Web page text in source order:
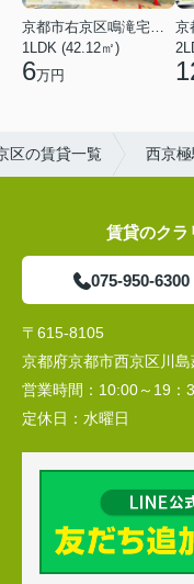
京都市右京区鳴滝宅間町
1LDK (42.12㎡)
6万円
京
区の賃貸一覧 西京極
賃貸のクラ
075-950-6300
〒615-8105
京都府京都市西京区川
営業時間： 10:00～19：
定休日： 水曜日